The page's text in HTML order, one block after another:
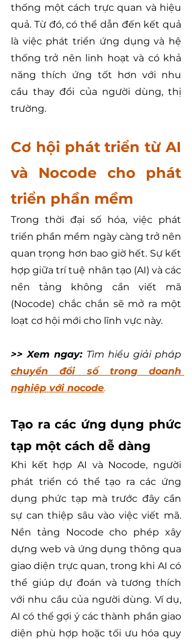
thống một cách trực quan và hiệu
quả. Từ đó, có thể dẫn đến kết quả
là việc phát triển ứng dụng và hệ
thống trở nên linh hoạt và có khả
năng thích ứng tốt hơn với nhu
cầu thay đổi của người dùng, thị
trường.
Cơ hội phát triển từ AI
và Nocode cho phát
triển phần mềm
Trong thời đại số hóa, việc phát
triển phần mềm ngày càng trở nên
quan trọng hơn bao giờ hết. Sự kết
hợp giữa trí tuệ nhân tạo (AI) và các
nền tảng không cần viết mã
(Nocode) chắc chắn sẽ mở ra một
loạt cơ hội mới cho lĩnh vực này.
>> Xem ngay:
chuyển đổi số trong doanh
nghiệp với nocode.
Tạo ra các ứng dụng phức
tạp một cách dễ dàng
Khi kết hợp AI và Nocode, người
phát triển có thể tạo ra các ứng
dụng phức tạp mà trước đây cần
sự can thiệp sâu vào việc viết mã.
Nền tảng Nocode cho phép xây
dựng web và ứng dụng thông qua
giao diện trực quan, trong khi AI có
thể giúp dự đoán và tương thích
với nhu cầu của người dùng. Ví dụ,
AI có thể gợi ý các thành phần giao
diện phù hợp hoặc tối ưu hóa quy